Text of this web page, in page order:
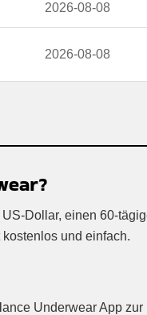
2026-08-08
2026-08-08
Dollar, einen 60-
und einfach.
Underwear App zur